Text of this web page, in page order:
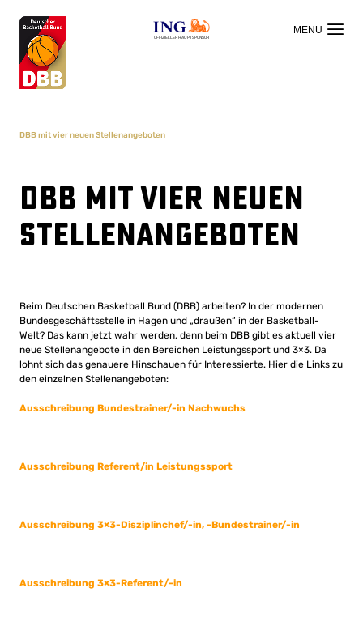
OFFIZIELLER HAUPTSPONSOR
DBB mit vier neuen Stellenangeboten
DBB mit vier neuen
Stellenangeboten
Beim Deutschen Basketball Bund (DBB) arbeiten? In der modernen
Bundesgeschäftsstelle in Hagen und „draußen“ in der Basketball-
Welt? Das kann jetzt wahr werden, denn beim DBB gibt es aktuell vier
neue Stellenangebote in den Bereichen Leistungssport und 3×3. Da
lohnt sich das genauere Hinschauen für Interessierte. Hier die Links zu
den einzelnen Stellenangeboten:
Ausschreibung Bundestrainer/-in Nachwuchs
Ausschreibung Referent/in Leistungssport
Ausschreibung 3×3-Disziplinchef/-in, -Bundestrainer/-in
Ausschreibung 3×3-Referent/-in